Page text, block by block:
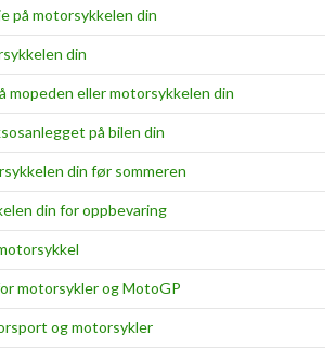
på motorsykkelen din
din
mopeden eller motorsykkelen din
på bilen din
din før sommeren
din for oppbevaring
motorsykler og MotoGP
og motorsykler